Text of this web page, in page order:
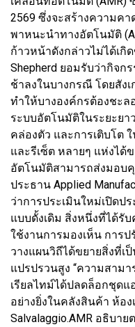
2569 ซึ่งจะสร้างความค
พาหนะนำทางอัตโนมัติ
ก้าวหน้าดังกล่าวไม่ได้เกิ
Shepherd ยอมรับว่ากิจก
ช้าลงในบางกรณี โดยสัง
ทำให้บางองค์กรต้องชะล
ระบบอัตโนมัติในระยะย
คล่องตัว และการเติบโต
และรีเซ็ต หลายๆ แห่งได้
อัตโนมัติสามารถส่งมอบคุ
ประธาน Applied
ว่าการประเมินใหม่เปิดป
แบบดั้งเดิม สิ่งหนึ่งที่ได้รั
ใช้งานการมองเห็น การ
วางแผนวิถีได้ขยายสิ่งที่
แปรปรวนสูง “ความสาม
เรียลไทม์ได้ปลดล็อกชุดแ
อย่างยิ่งในคลังสินค้า ห้อ
Salvalaggio.AMR อธิบา